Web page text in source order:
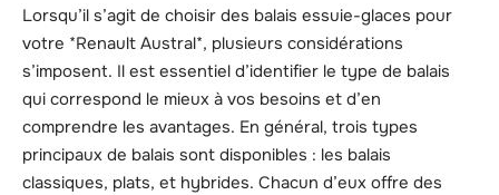
Lorsqu’il s’agit de choisir des balais essuie-glaces pour
votre *Renault Austral*, plusieurs considérations
s’imposent. Il est essentiel d’identifier le type de balais
qui correspond le mieux à vos besoins et d’en
comprendre les avantages. En général, trois types
principaux de balais sont disponibles : les balais
classiques, plats, et hybrides. Chacun d’eux offre des